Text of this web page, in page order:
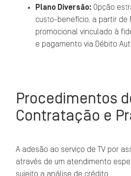
Plano Diversão: Opção
custo-benefício, a partir de
promocional vinculado à
e pagamento via Débito
Procedimentos
Contratação e
A adesão ao serviço de TV por
através de um atendimento
sujeito a análise de crédito.